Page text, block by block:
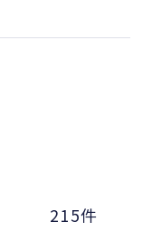
215件